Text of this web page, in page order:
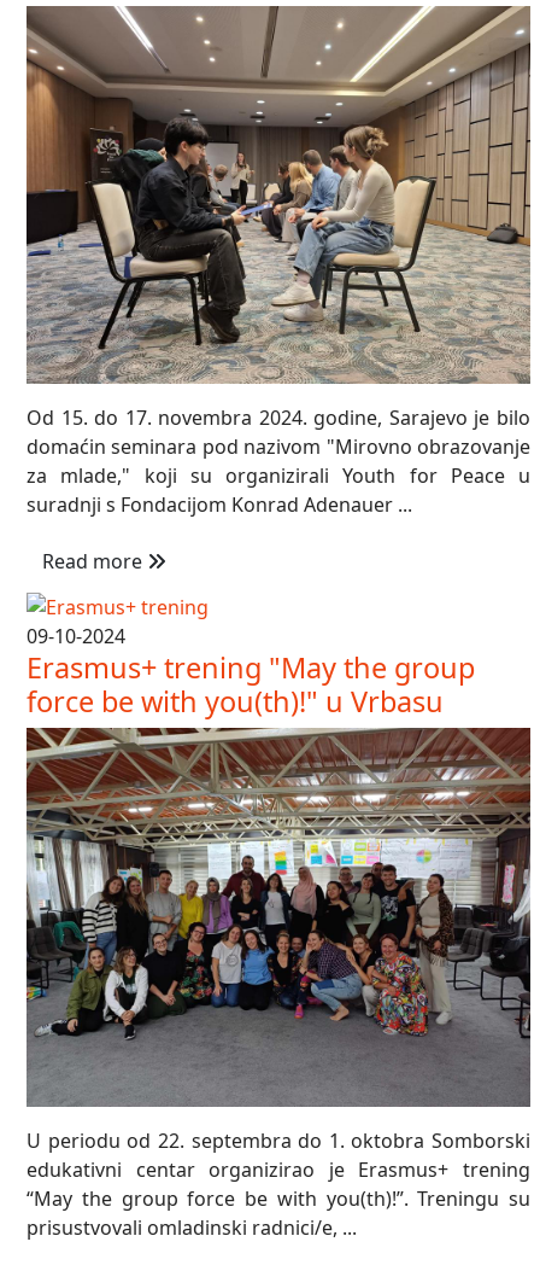
Od 15. do 17. novembra 2024. godine, Sarajevo je bilo
domaćin seminara pod nazivom "Mirovno obrazovanje
za mlade," koji su organizirali Youth for Peace u
suradnji s Fondacijom Konrad Adenauer ...
Read more
09-10-2024
Erasmus+ trening "May the group
force be with you(th)!" u Vrbasu
U periodu od 22. septembra do 1. oktobra Somborski
edukativni centar organizirao je Erasmus+ trening
“May the group force be with you(th)!”. Treningu su
prisustvovali omladinski radnici/e, ...